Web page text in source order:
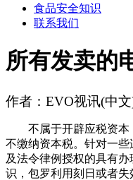
食品安全知识
联系我们
所有发卖的
作者：EVO视讯(中
不属于开辟应税资本，
不缴纳资本税。针对一
及法令律例授权的具有
识，包罗利用刻日或者